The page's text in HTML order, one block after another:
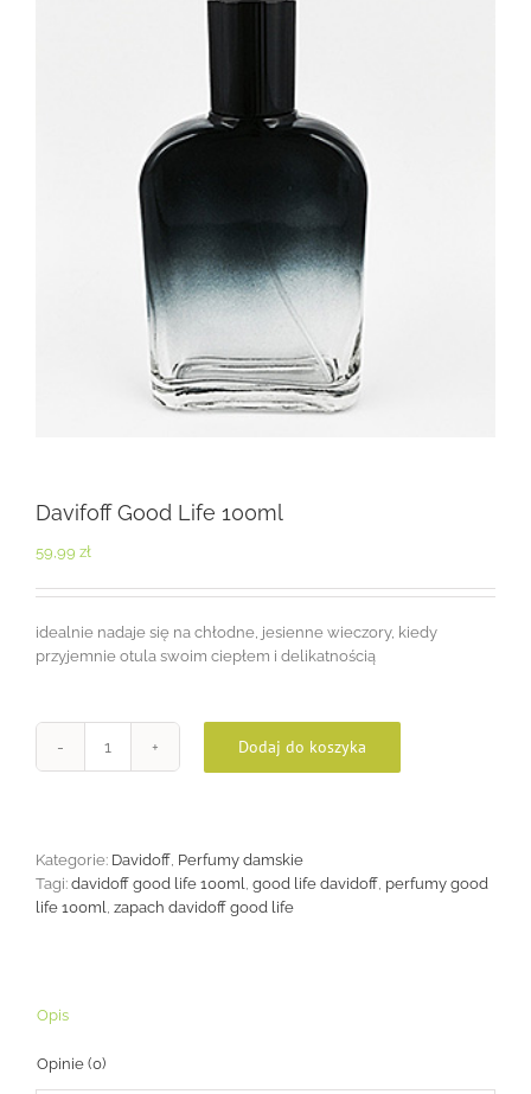
Davifoff Good Life 100ml
59,99 zł
idealnie nadaje się na chłodne, jesienne wieczory, kiedy
przyjemnie otula swoim ciepłem i delikatnością
ilość
100ml
Dodaj do koszyka
Kategorie: Davidoff, Perfumy damskie
Tagi: davidoff good life 100ml, good life davidoff, perfumy good
life 100ml, zapach davidoff good life
Opis
Opinie (0)